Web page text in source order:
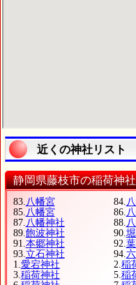
近くの神社リスト
静岡県藤枝市の稲荷神
83.八幡宮 84.
85.八幡宮 86.
87.八幡神社 88.
89.飽波神社 90.
91.本郷神社 92.
93.立石神社 94.
1.愛宕神社 2.稲
3.稲荷神社 5.稲